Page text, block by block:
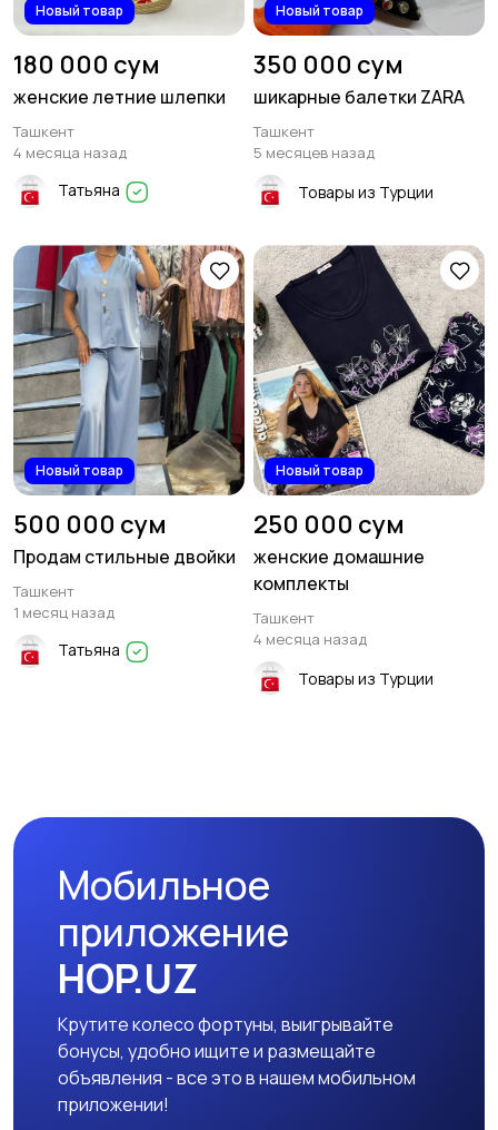
Новый товар
180 000 сум
женские летние шлепки
Ташкент
4 месяца назад
Татьяна
Новый товар
350 000 сум
шикарные балетки ZARA
Ташкент
5 месяцев назад
Товары из Турции
Новый товар
500 000 сум
Продам стильные двойки
Ташкент
1 месяц назад
Татьяна
Новый товар
250 000 сум
женские домашние
комплекты
Ташкент
4 месяца назад
Товары из Турции
Мобильное
приложение
HOP.UZ
Крутите колесо фортуны, выигрывайте
бонусы, удобно ищите и размещайте
объявления - все это в нашем мобильном
приложении!